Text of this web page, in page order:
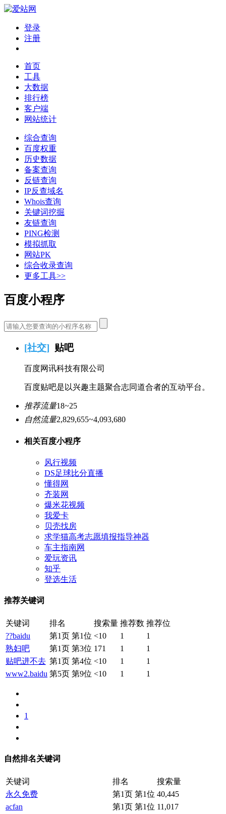
登录
注册
首页
工具
大数据
排行榜
客户端
网站统计
综合查询
百度权重
历史数据
备案查询
反链查询
IP反查域名
Whois查询
关键词挖掘
友链查询
PING检测
模拟抓取
网站PK
综合收录查询
更多工具>>
百度小程序
[社交] 贴吧
百度网讯科技有限公司
百度贴吧是以兴趣主题聚合志同道合者的互动平台。
推荐流量18~25
自然流量2,829,655~4,093,680
相关百度小程序
风行视频
DS足球比分直播
懂得网
齐装网
爆米花视频
我爱卡
贝壳找房
求学猫高考志愿填报指导神器
车主指南网
爱玩资讯
知乎
登选生活
推荐关键词
关键词 排名 搜索量 推荐数 推荐位
??baidu
第1页 第1位 <10 1
1
熟妇吧
第1页 第3位 171 1
1
贴吧进不去 第1页 第4位 <10 1
1
www2.baidu 第5页 第9位 <10 1 1
1
自然排名关键词
关键词 排名
搜索量
永久免费
第1页 第1位 40,445
acfan
第1页 第1位 11,017